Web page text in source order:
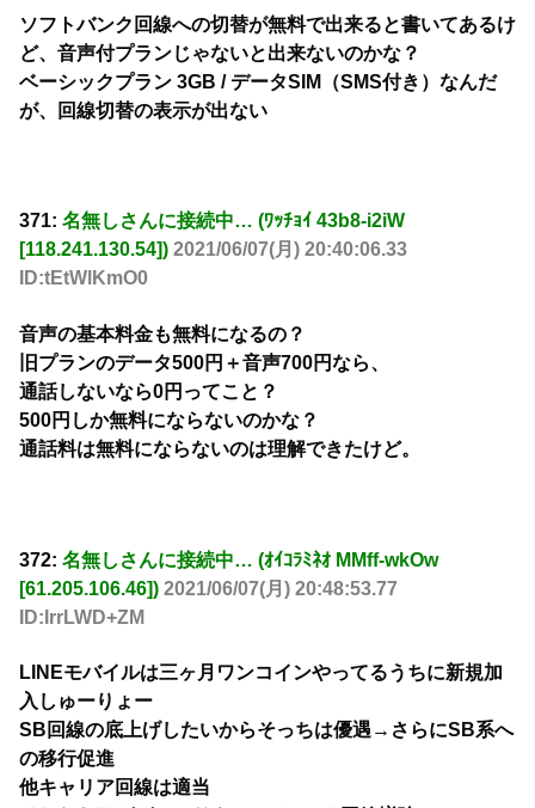
ソフトバンク回線への切替が無料で出来ると書いてあるけ
ど、音声付プランじゃないと出来ないのかな？
ベーシックプラン 3GB / データSIM（SMS付き）なんだ
が、回線切替の表示が出ない
371: 名無しさんに接続中… (ﾜｯﾁｮｲ 43b8-i2iW
[118.241.130.54]) 2021/06/07(月) 20:40:06.33
ID:tEtWlKmO0
音声の基本料金も無料になるの？
旧プランのデータ500円＋音声700円なら、
通話しないなら0円ってこと？
500円しか無料にならないのかな？
通話料は無料にならないのは理解できたけど。
372: 名無しさんに接続中… (ｵｲｺﾗﾐﾈｵ MMff-wkOw
[61.205.106.46]) 2021/06/07(月) 20:48:53.77
ID:IrrLWD+ZM
LINEモバイルは三ヶ月ワンコインやってるうちに新規加
入しゅーりょー
SB回線の底上げしたいからそっちは優遇→さらにSB系へ
の移行促進
他キャリア回線は適当